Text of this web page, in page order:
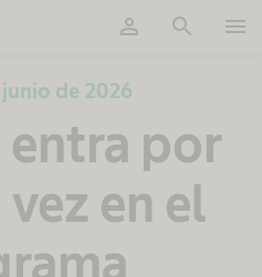
person search menu
de 2026
entra por
en el